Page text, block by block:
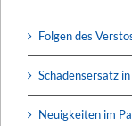
Folgen des
Schadensersatz
Neuigkeiten im